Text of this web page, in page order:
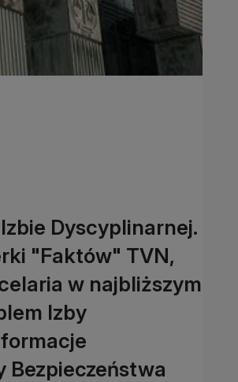
Dyscyplinarnej.
"Faktów" TVN,
w najbliższym
Izby
Bezpieczeństwa